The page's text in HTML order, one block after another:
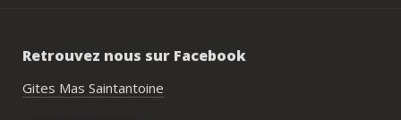
piscine, nature, tranquillité, nombreux
hébergements et beaucoup d’activités à
Retrouvez nous sur Facebook
Gites Mas Saintantoine